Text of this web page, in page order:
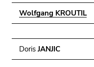
Wolfgang KROUTIL
Doris JANJIC